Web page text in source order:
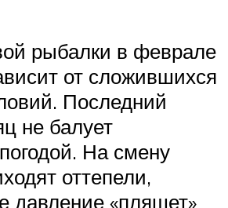
рыбалки в феврале
от сложившихся
Последний
не балует
На смену
оттепели,
давление «пляшет»